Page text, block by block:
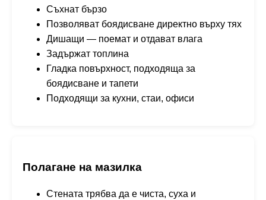
Съхнат бързо
Позволяват боядисване директно върху тях
Дишащи — поемат и отдават влага
Задържат топлина
Гладка повърхност, подходяща за
боядисване и тапети
Подходящи за кухни, стаи, офиси
Полагане на мазилка
Стената трябва да е чиста, суха и